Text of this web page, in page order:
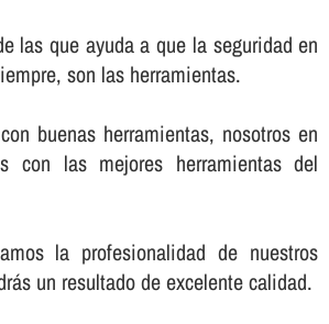
las que ayuda a que la seguridad en
son las herramientas.
buenas herramientas, nosotros en
con las mejores herramientas del
la profesionalidad de nuestros
un resultado de excelente calidad.